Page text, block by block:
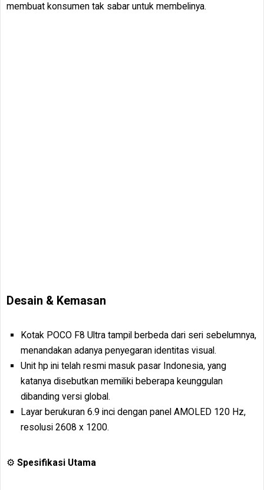
membuat konsumen tak sabar untuk membelinya.
Desain & Kemasan
Kotak POCO F8 Ultra tampil berbeda dari seri sebelumnya,
menandakan adanya penyegaran identitas visual.
Unit hp ini telah resmi masuk pasar Indonesia, yang
katanya disebutkan memiliki beberapa keunggulan
dibanding versi global.
Layar berukuran 6.9 inci dengan panel AMOLED 120 Hz,
resolusi 2608 x 1200.
⚙️ Spesifikasi Utama